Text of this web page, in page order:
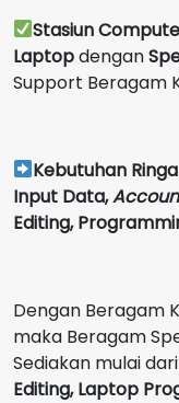
Stasiun
Laptopdengan
Support Beragam
Kebutuhan
Input Data,
Editing,
Dengan Beragam
maka Beragam
Sediakan mulai dari
Editing, Laptop